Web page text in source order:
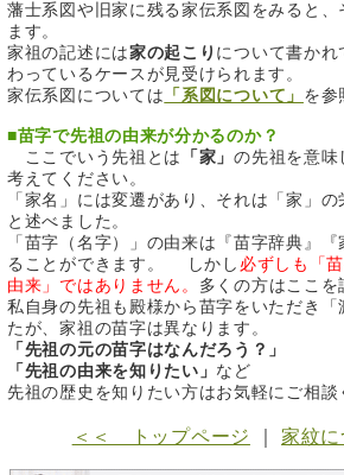
藩士系図や旧家に残る家伝系図をみると、
ます。
家祖の記述には家の起こり について書か
わっているケースが見受けられます。
家伝系図については 「系図について」 を参
■苗字で先祖の由来が分かるのか？
ここでいう先祖とは
「家」の先祖を意味
考えてください。
「家名」には変遷があり、それは「家」
と述べました。
「苗字（名字）」の由来は『苗字辞典』
ることができます。 しかし 必ずしも「
由来」ではありません。 多くの方はここを
私自身の先祖も殿様から苗字をいただき「
たが、家祖の苗字は異なります。
「先祖の元の苗字はなんだろう？」
「先祖の由来を知りたい」 など
先祖の歴史を知りたい方はお気軽にご相談
＜＜ トップページ ｜家紋